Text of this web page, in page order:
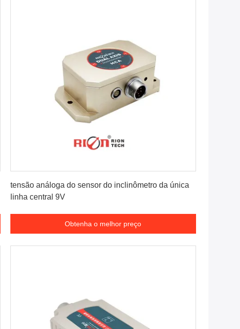
tensão análoga do sensor do inclinômetro da única
linha central 9V
Obtenha o melhor preço